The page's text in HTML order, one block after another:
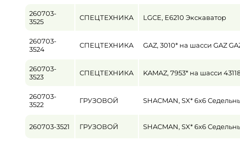
260703-
3525
СПЕЦТЕХНИКА LGCE, E6210 Экскаватор
260703-
3524
СПЕЦТЕХНИКА GAZ, 3010* на шасси GAZ
260703-
3523
СПЕЦТЕХНИКА KAMAZ, 7953* на шасси
260703-
3522
ГРУЗОВОЙ SHACMAN, SX* 6x6
260703-3521 ГРУЗОВОЙ SHACMAN, SX* 6x6